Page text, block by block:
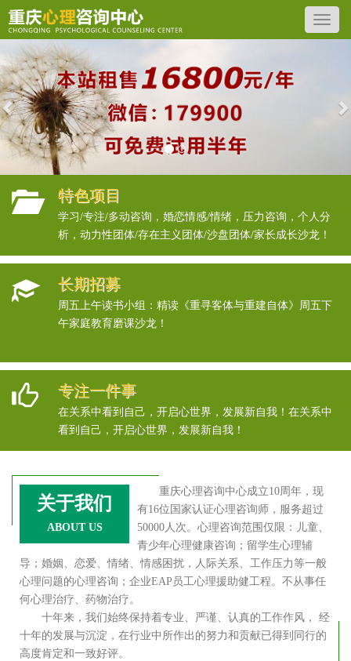
Previous
特色项目
学习/专注/多动咨询，婚恋情感/情绪，压力咨询，个人分
析，动力性团体/存在主义团体/沙盘团体/家长成长沙龙！
长期招募
周五上午读书小组：精读《重寻客体与重建自体》周五下
午家庭教育磨课沙龙！
专注一件事
在关系中看到自己，开启心世界，发展新自我！在关系中
看到自己，开启心世界，发展新自我！
关于我们
ABOUT US
重庆心理咨询中心成立10周年，现
有16位国家认证心理咨询师，服务超过
50000人次。心理咨询范围仅限：儿童、
青少年心理健康咨询；留学生心理辅
导；婚姻、恋爱、情绪、情感困扰，人际关系、工作压力等一般
心理问题的心理咨询；企业EAP员工心理援助健工程。不从事任
何心理治疗、药物治疗。
十年来，我们始终保持着专业、严谨、认真的工作作风， 经
十年的发展与沉淀，在行业中所作出的努力和贡献已得到同行的
高度肯定和一致好评。